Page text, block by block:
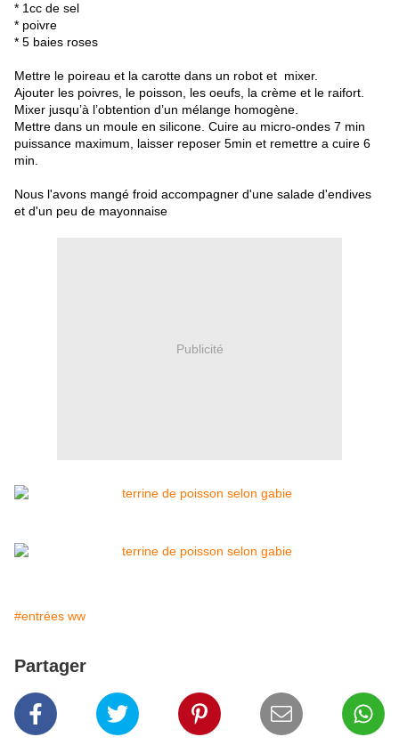
* 1cc de sel
* poivre
* 5 baies roses
Mettre le poireau et la carotte dans un robot et mixer.
Ajouter les poivres, le poisson, les oeufs, la crème et le raifort.
Mixer jusqu’à l’obtention d’un mélange homogène.
Mettre dans un moule en silicone. Cuire au micro-ondes 7 min
puissance maximum, laisser reposer 5min et remettre a cuire 6
min.
Nous l'avons mangé froid accompagner d'une salade d'endives
et d'un peu de mayonnaise
Publicité
#entrées ww
Partager